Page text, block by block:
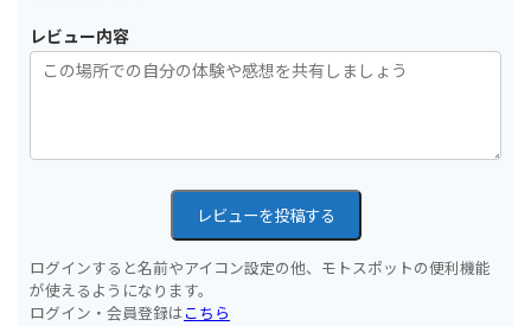
レビュー内容
レビューを投稿する
ログインすると名前やアイコン設定の他、モトスポットの便利機能
が使えるようになります。
ログイン・会員登録はこちら